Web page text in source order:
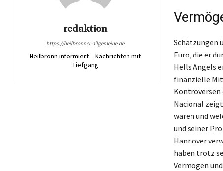
redaktion
https://heilbronner-allgemeine.de
Heilbronn informiert – Nachrichten mit
Tiefgang
Schätzungen
Euro, die er
Hells Angels
finanzielle
Kontroversen
Nacional
waren und
und seiner
Hannover
haben trotz
Vermögen